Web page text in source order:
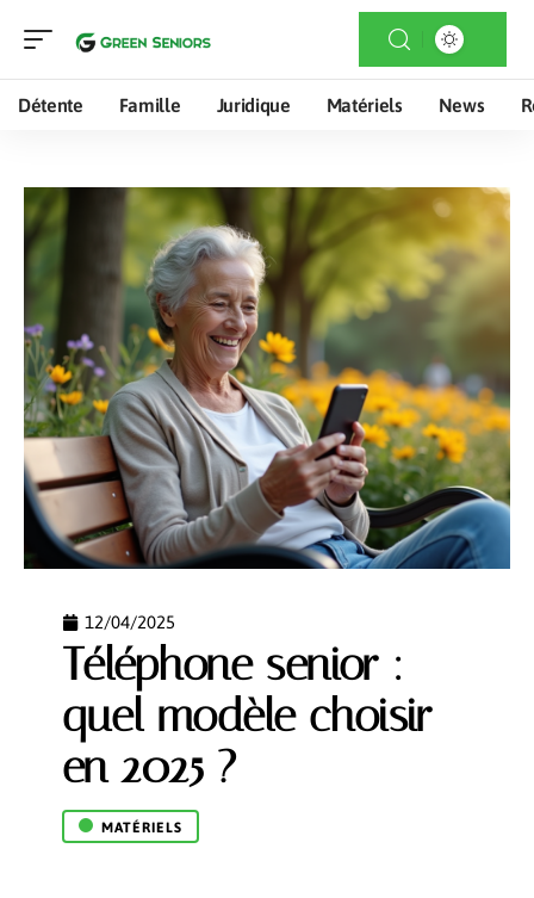
Détente Famille Juridique Matériels News
12/04/2025
Téléphone senior :
quel modèle choisir
en 2025 ?
MATÉRIELS